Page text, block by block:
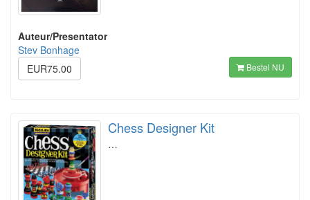
Auteur/Presentator
Stev Bonhage
EUR75.00
Bestel NU
Chess Designer Kit
…